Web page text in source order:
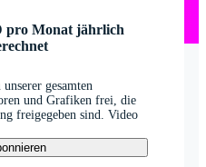
pro Monat jährlich
gesamten
und Grafiken frei, die
freigegeben sind. Video